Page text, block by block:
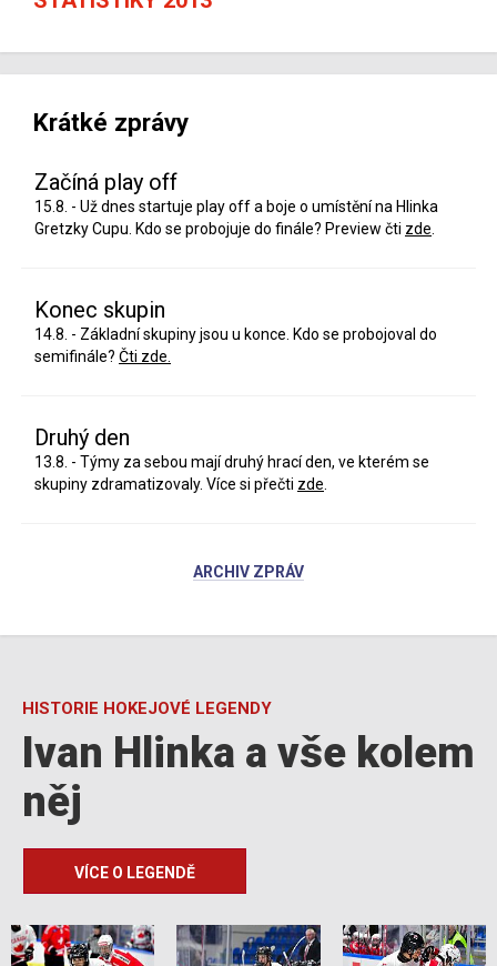
Krátké zprávy
Začíná play off
15.8. - Už dnes startuje play off a boje o umístění na Hlinka
Gretzky Cupu. Kdo se probojuje do finále? Preview čti zde
Konec skupin
14.8. - Základní skupiny jsou u konce. Kdo se probojoval do
semifinále? Čti zde.
Druhý den
13.8. - Týmy za sebou mají druhý hrací den, ve kterém se
skupiny zdramatizovaly. Více si přečti zde
ARCHIV ZPRÁV
HISTORIE HOKEJOVÉ LEGENDY
Ivan Hlinka a vše kolem
něj
VÍCE O LEGENDĚ